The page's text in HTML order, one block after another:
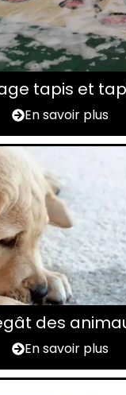
tapis et
En savoir plus
des
En savoir plus